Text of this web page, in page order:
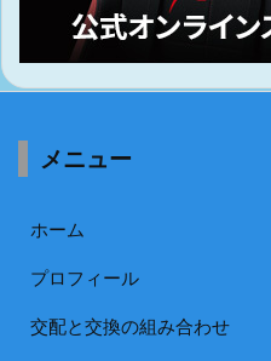
メニュー
ホーム
プロフィール
交配と交換の組み合わせ